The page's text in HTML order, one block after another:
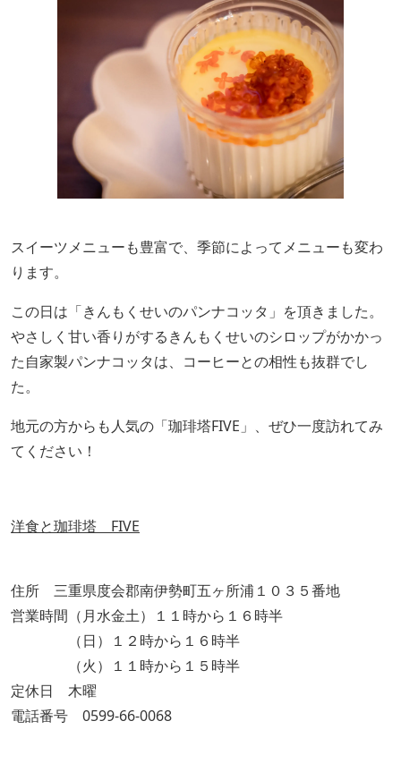
スイーツメニューも豊富で、季節によってメニューも変わ
ります。
この日は「きんもくせいのパンナコッタ」を頂きました。
やさしく甘い香りがするきんもくせいのシロップがかかっ
た自家製パンナコッタは、 コーヒーとの相性も抜群でし
た。
地元の方からも人気の「珈琲塔FIVE」、ぜひ一度訪れてみ
てください！
洋食と珈琲塔 FIVE
住所 三重県度会郡南伊勢町五ヶ所浦１０３５番地
営業時間（月水金土）１１時から１６時半
（日）１２時から１６時半
（火）１１時から１５時半
定休日 木曜
電話番号 0599-66-0068